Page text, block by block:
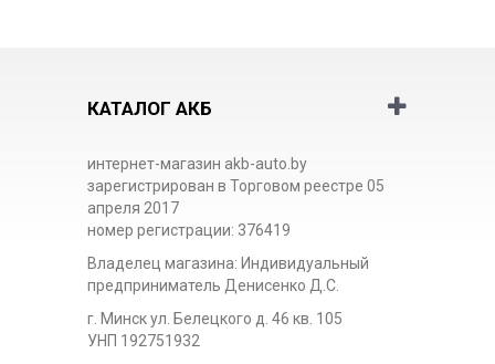
КАТАЛОГ АКБ
интернет-магазин akb-auto.by
зарегистрирован в Торговом реестре 05
апреля 2017
номер регистрации: 376419
Владелец магазина: Индивидуальный
предприниматель Денисенко Д.С.
г. Минск ул. Белецкого д. 46 кв. 105
УНП 192751932